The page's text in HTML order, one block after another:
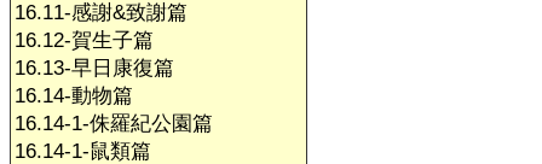
16.11-感謝&致謝篇
16.12-賀生子篇
16.13-早日康復篇
16.14-動物篇
16.14-1-侏羅紀公園篇
16.14-1-鼠類篇